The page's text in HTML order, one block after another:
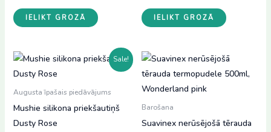
IELIKT GROZĀ IELIKT GROZĀ
Sale!
Augusta īpašais piedāvājums
Mushie silikona priekšautiņš
Dusty Rose
Barošana
Suavinex nerūsējošā tērauda